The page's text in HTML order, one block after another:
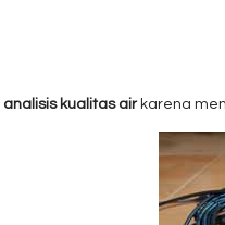
analisis kualitas airkarena